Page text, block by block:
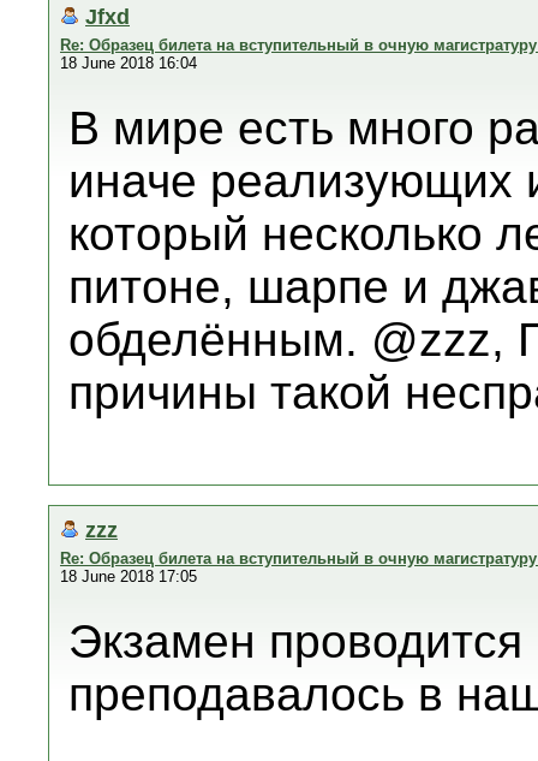
Jfxd
Re: Образец билета на вступительный в очную
18 June 2018 16:04
В мире есть много
иначе
который несколько
питоне, шарпе и
обделённым. @zzz,
причины такой
zzz
Re: Образец билета на вступительный в очную
18 June 2018 17:05
Экзамен проводится
преподавалось в